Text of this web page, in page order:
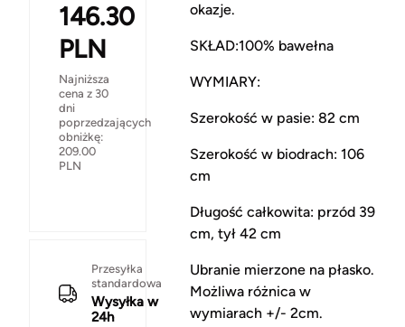
146.30
PLN
Najniższa
cena z 30
dni
poprzedzających
obniżkę:
209.00
PLN
Przesyłka
standardowa
Wysyłka w
24h
okazje.
SKŁAD:100% bawełna
WYMIARY:
Szerokość w pasie: 82 cm
Szerokość w biodrach: 106
cm
Długość całkowita: przód 39
cm, tył 42 cm
Ubranie mierzone na płasko.
Możliwa różnica w
wymiarach +/- 2cm.